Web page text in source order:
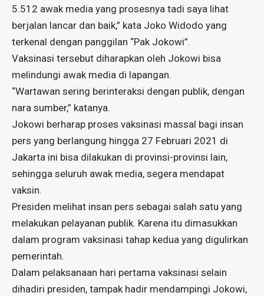
5.512 awak media yang prosesnya tadi saya lihat
berjalan lancar dan baik,” kata Joko Widodo yang
terkenal dengan panggilan “Pak Jokowi”.
Vaksinasi tersebut diharapkan oleh Jokowi bisa
melindungi awak media di lapangan.
“Wartawan sering berinteraksi dengan publik, dengan
nara sumber,” katanya.
Jokowi berharap proses vaksinasi massal bagi insan
pers yang berlangung hingga 27 Februari 2021 di
Jakarta ini bisa dilakukan di provinsi-provinsi lain,
sehingga seluruh awak media, segera mendapat
vaksin.
Presiden melihat insan pers sebagai salah satu yang
melakukan pelayanan publik. Karena itu dimasukkan
dalam program vaksinasi tahap kedua yang digulirkan
pemerintah.
Dalam pelaksanaan hari pertama vaksinasi selain
dihadiri presiden, tampak hadir mendampingi Jokowi,